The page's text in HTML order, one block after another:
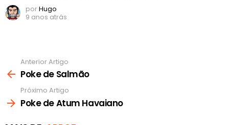
porHugo
9 anos atrás
mais
Anterior Artigo
Poke de Salmão
Próximo Artigo
Poke de Atum Havaiano